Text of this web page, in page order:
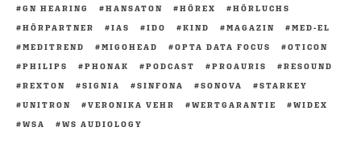
GN HEARING
HANSATON HÖREX
HÖRLUCHS
HÖRPARTNER
IAS IDO KIND MAGAZIN
MED-EL
MEDITREND
MIGOHEAD OPTA DATA FOCUS
OTICON
PHILIPS
PHONAK PODCAST PROAURIS
RESOUND
REXTON
SIGNIA SINFONA SONOVA
STARKEY
UNITRON
VERONIKA VEHR WERTGARANTIE
WIDEX
WSA
WS AUDIOLOGY